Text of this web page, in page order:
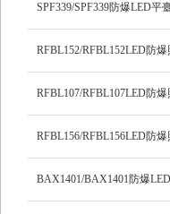
SPF339/SPF339防爆LED平
RFBL152/RFBL152LED防爆
燈
RFBL107/RFBL107LED防爆
燈
RFBL156/RFBL156LED防爆
燈
BAX1401/BAX1401防爆